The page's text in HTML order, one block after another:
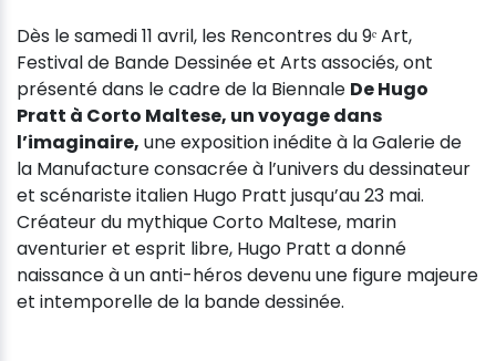
Dès le samedi 11 avril, les Rencontres du 9ᵉ Art,
Festival de Bande Dessinée et Arts associés, ont
présenté dans le cadre de la Biennale De Hugo
Pratt à Corto Maltese, un voyage dans
l’imaginaire, une exposition inédite à la Galerie de
la Manufacture consacrée à l’univers du dessinateur
et scénariste italien Hugo Pratt jusqu’au 23 mai.
Créateur du mythique Corto Maltese, marin
aventurier et esprit libre, Hugo Pratt a donné
naissance à un anti-héros devenu une figure majeure
et intemporelle de la bande dessinée.